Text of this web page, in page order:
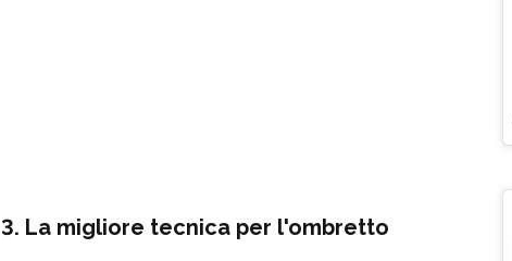
3. La migliore tecnica per l'ombretto